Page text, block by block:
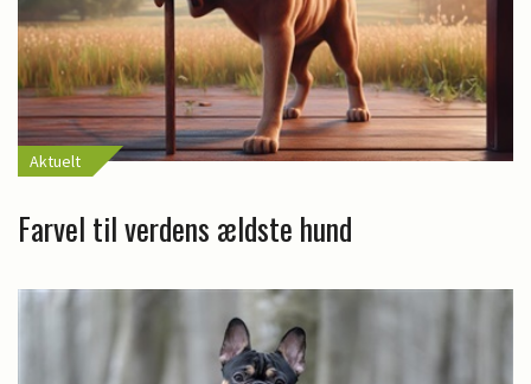
Aktuelt
Farvel til verdens ældste hund